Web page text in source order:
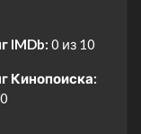
IMDb: 0 из 10
Кинопоиска: